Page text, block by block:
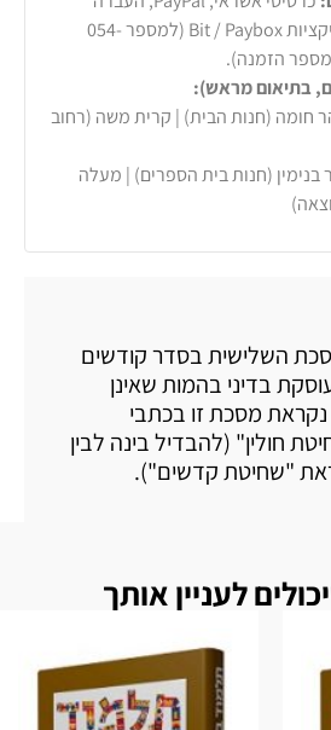
בנקאית או באפליקציות Bit / Paybox (למספר 054-
בתיאום מראש):
חומה (חנות הבית) | קרית משה (רחוב
(חנות בית הספרים) | מעלה
השלישית בסדר קודשים
בדיני בהמות שאינן
נקראת מסכת זו בכתבי
חולין" (להבדיל בינה לבין
"שחיטת קדשים").
לעניין אותך